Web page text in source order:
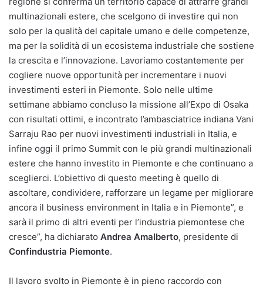
multinazionali estere, che scelgono di investire qui non
solo per la qualità del capitale umano e delle competenze,
ma per la solidità di un ecosistema industriale che sostiene
la crescita e l’innovazione. Lavoriamo costantemente per
cogliere nuove opportunità per incrementare i nuovi
investimenti esteri in Piemonte. Solo nelle ultime
settimane abbiamo concluso la missione all’Expo di Osaka
con risultati ottimi, e incontrato l’ambasciatrice indiana Vani
Sarraju Rao per nuovi investimenti industriali in Italia, e
infine oggi il primo Summit con le più grandi multinazionali
estere che hanno investito in Piemonte e che continuano a
sceglierci. L’obiettivo di questo meeting è quello di
ascoltare, condividere, rafforzare un legame per migliorare
ancora il business environment in Italia e in Piemonte”, e
sarà il primo di altri eventi per l’industria piemontese che
cresce”, ha dichiarato Andrea Amalberto, presidente di
Confindustria Piemonte.
Il lavoro svolto in Piemonte è in pieno raccordo con